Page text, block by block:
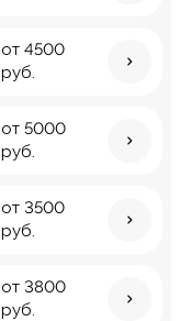
от 4500
руб.
от 5000
руб.
от 3500
руб.
от 3800
руб.